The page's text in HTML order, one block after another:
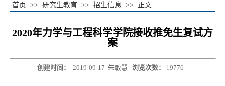
首页 >> 研究生教育 >> 招生信息 >> 正文
2020年力学与工程科学学院接收推免生复试方
案
创建时间： 2019-09-17 朱敏慧 浏览次数： 19776